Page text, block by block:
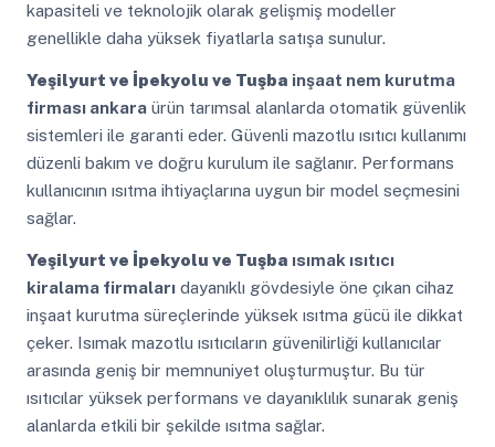
kapasiteli ve teknolojik olarak gelişmiş modeller
genellikle daha yüksek fiyatlarla satışa sunulur.
Yeşilyurt ve İpekyolu ve Tuşba inşaat nem kurutma
firması ankaraürün tarımsal alanlarda otomatik güvenlik
sistemleri ile garanti eder. Güvenli mazotlu ısıtıcı kullanımı
düzenli bakım ve doğru kurulum ile sağlanır. Performans
kullanıcının ısıtma ihtiyaçlarına uygun bir model seçmesini
sağlar.
Yeşilyurt ve İpekyolu ve Tuşba ısımak ısıtıcı
kiralama firmalarıdayanıklı gövdesiyle öne çıkan cihaz
inşaat kurutma süreçlerinde yüksek ısıtma gücü ile dikkat
çeker. Isımak mazotlu ısıtıcıların güvenilirliği kullanıcılar
arasında geniş bir memnuniyet oluşturmuştur. Bu tür
ısıtıcılar yüksek performans ve dayanıklılık sunarak geniş
alanlarda etkili bir şekilde ısıtma sağlar.